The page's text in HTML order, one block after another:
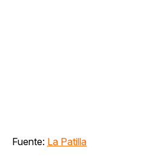
Fuente: La Patilla